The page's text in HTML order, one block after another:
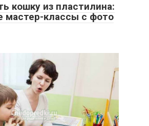
кошку из пластилина:
мастер-классы с фото